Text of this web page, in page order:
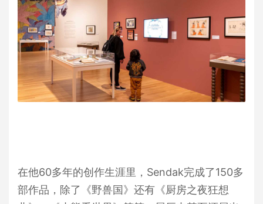
在他60多年的创作生涯里，Sendak完成了150多
部作品，除了《野兽国》还有《厨房之夜狂想